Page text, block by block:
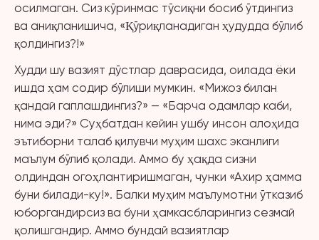
осилмаган. Сиз кўринмас тўсиқни босиб ўтдингиз
ва аниқланишича, «Қўриқланадиган ҳудудда бўлиб
қолдингиз?!»
Худди шу вазият дўстлар даврасида, оилада ёки
ишда ҳам содир бўлиши мумкин. «Мижоз билан
қандай гаплашдингиз?» — «Барча одамлар каби,
нима эди?» Суҳбатдан кейин ушбу инсон алоҳида
эътиборни талаб қилувчи муҳим шахс эканлиги
маълум бўлиб қолади. Аммо бу ҳақда сизни
олдиндан огоҳлантиришмаган, чунки «Ахир ҳамма
буни билади-ку!». Балки муҳим маълумотни ўтказиб
юборгандирсиз ва буни ҳамкасбларингиз сезмай
қолишгандир. Аммо бундай вазиятлар